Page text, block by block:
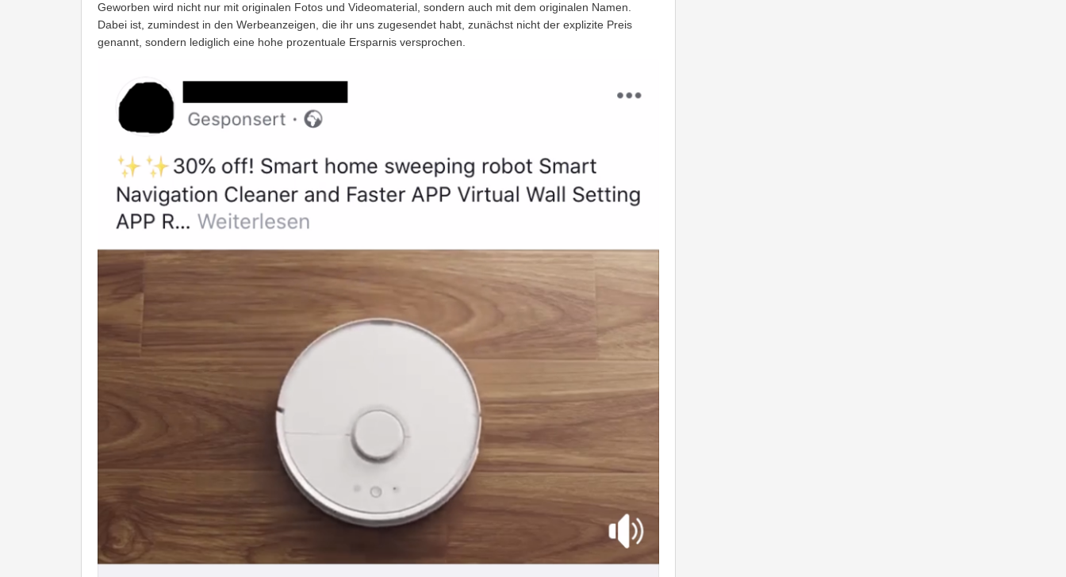
Geworben wird nicht nur mit originalen Fotos und Videomaterial, sondern auch mit dem originalen Namen.
Dabei ist, zumindest in den Werbeanzeigen, die ihr uns zugesendet habt, zunächst nicht der explizite Preis
genannt, sondern lediglich eine hohe prozentuale Ersparnis versprochen.